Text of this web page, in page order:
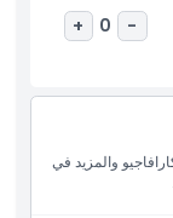
-
0
+
والمزيد في